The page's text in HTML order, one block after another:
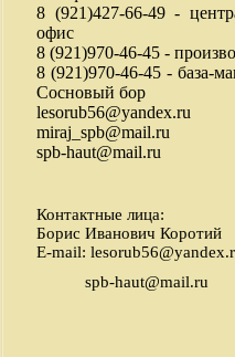
8 (921)427-66-49 -
офис
8 (921)970-46-45 -
8 (921)970-46-45 - база-
Сосновый бор
lesorub56@yandex.ru
miraj_spb@mail.ru
spb-haut@mail.ru
Контактные лица:
Борис Иванович Коротий
E-mail:
spb-haut@mail.ru